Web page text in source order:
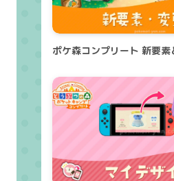
ポケ森コンプリート 新要素